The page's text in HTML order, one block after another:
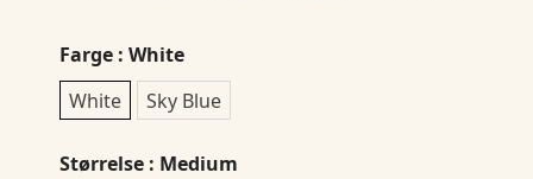
Farge : White
White
Sky Blue
Størrelse : Medium